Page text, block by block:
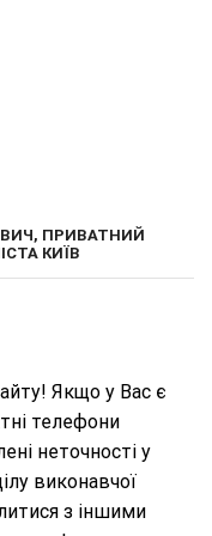
ПРИВАТНИЙ
КИЇВ
Якщо у Вас є
телефони
неточності у
виконавчої
з іншими